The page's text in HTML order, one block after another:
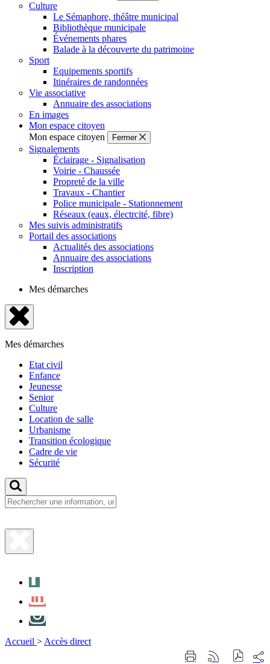
Culture
Le Sémaphore, théâtre municipal
Bibliothèque municipale
Événements phares
Balade à la découverte du patrimoine
Sport
Equipements sportifs
Itinéraires de randonnées
Vie associative
Annuaire des associations
En images
Mon espace citoyen
Mon espace citoyen
Fermer
Signalements
Éclairage - Signalisation
Voirie - Chaussée
Propreté de la ville
Travaux - Chantier
Police municipale - Stationnement
Réseaux (eaux, électrcité, fibre)
Mes suivis administratifs
Portail des associations
Actualités des associations
Annuaire des associations
Inscription
Mes démarches
Fermer
le
menu
Mes démarches
Etat civil
Enfance
Jeunesse
Senior
Culture
Location de salle
Urbanisme
Transition écologique
Cadre de vie
Sécurité
Fermer
Accueil > Accès direct
ImprimerGénérer